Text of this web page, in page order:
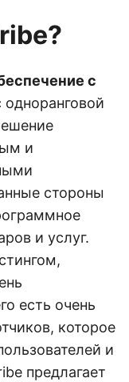
с
одноранговой
и
стороны
и услуг.
есть очень
которое
и
предлагает